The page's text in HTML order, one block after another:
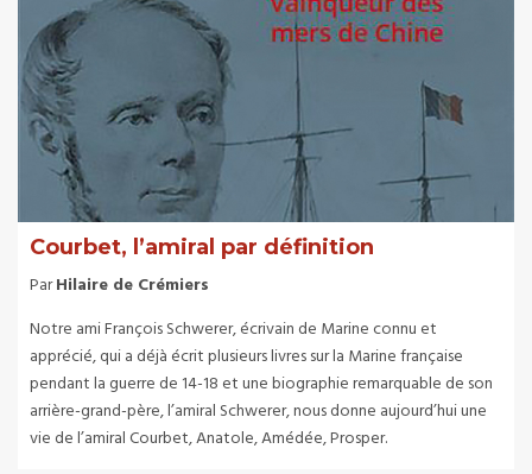
Courbet, l’amiral par définition
ParHilaire de Crémiers
Notre ami François Schwerer, écrivain de Marine connu et
apprécié, qui a déjà écrit plusieurs livres sur la Marine française
pendant la guerre de 14-18 et une biographie remarquable de son
arrière-grand-père, l’amiral Schwerer, nous donne aujourd’hui une
vie de l’amiral Courbet, Anatole, Amédée, Prosper.